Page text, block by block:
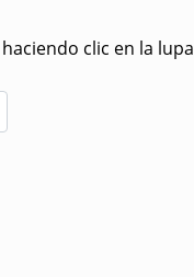
clic en la lupa